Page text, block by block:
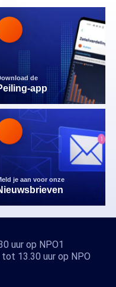
de
app
je aan voor onze
uur op NPO1
13.30 uur op NPO